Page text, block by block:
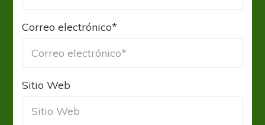
Correo electrónico*
Sitio Web